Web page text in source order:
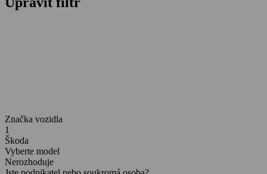
Značka vozidla
1
Škoda
Vyberte model
Nerozhoduje